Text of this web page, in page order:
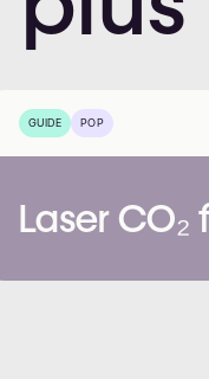
GUIDE POP
Laser